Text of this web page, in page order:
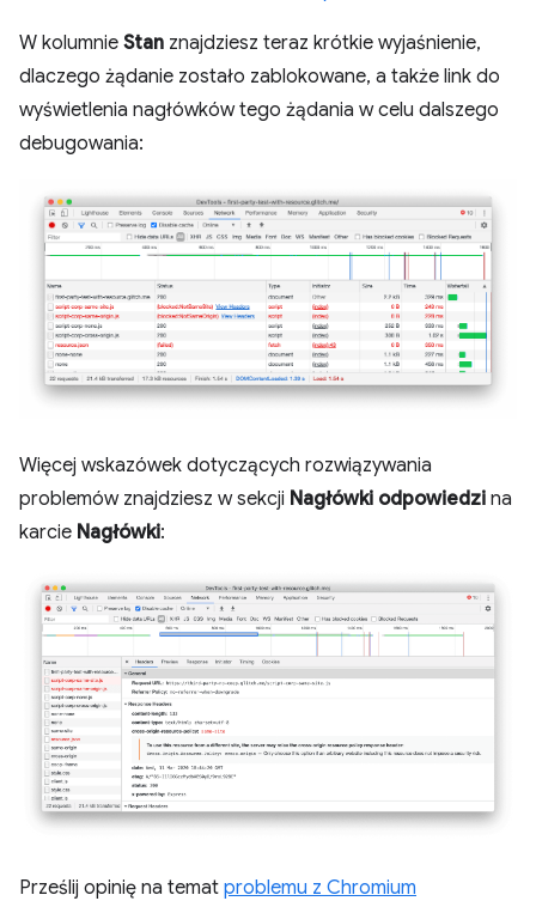
W kolumnie Stan znajdziesz teraz krótkie wyjaśnienie,
dlaczego żądanie zostało zablokowane, a także link do
wyświetlenia nagłówków tego żądania w celu dalszego
debugowania:
Więcej wskazówek dotyczących rozwiązywania
problemów znajdziesz w sekcji Nagłówki odpowiedzi na
karcie Nagłówki:
Prześlij opinię na temat problemu z Chromium